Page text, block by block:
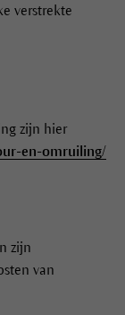
verstrekte
zijn hier
en-omruiling/
zijn
van